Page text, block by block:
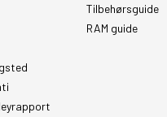
Tilbehørsguide
RAM guide